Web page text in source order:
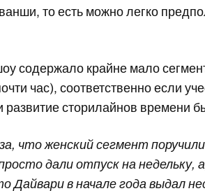
то есть можно легко
содержало крайне мало
час), соответственно если
развитие сторилайнов времени
что женский сегмент
дали отпуск на недельку,
Дайвари в начале года выдал